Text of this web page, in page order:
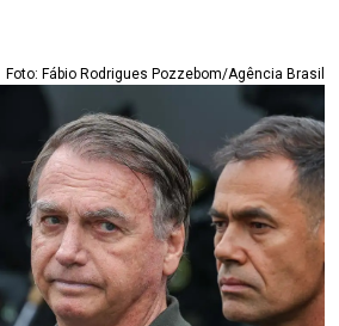
Foto: Fábio Rodrigues Pozzebom/Agência Brasil